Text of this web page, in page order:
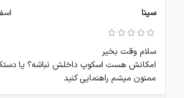
سینا اسفند
سلام وقت بخیر
امکانش هست اسکوپ داخلش نباشه؟ یا
ممنون میشم راهنمایی کنید